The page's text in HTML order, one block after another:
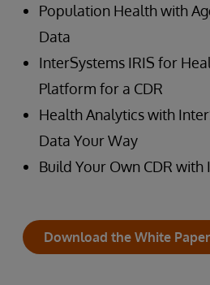
Population Health with
Data
InterSystems IRIS for
Platform for a CDR
Health Analytics with
Data Your Way
Build Your Own CDR with
Download the White Paper